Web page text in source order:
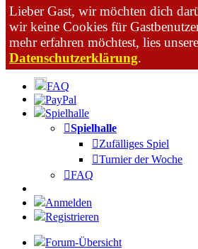
Lieber Gast, wir möchten dich
wir keine Cookies für
mehr erfahren möchtest, lies unsere
Datenschutzerklärung.
Zum Inhalt
FAQ
Spielhalle
Spielhalle
Zufälliges Spiel
Turnier der Woche
FAQ
Anmelden
Registrieren
Forum-Übersicht